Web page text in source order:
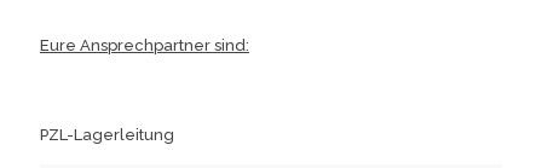
Eure Ansprechpartner sind:
PZL-Lagerleitung